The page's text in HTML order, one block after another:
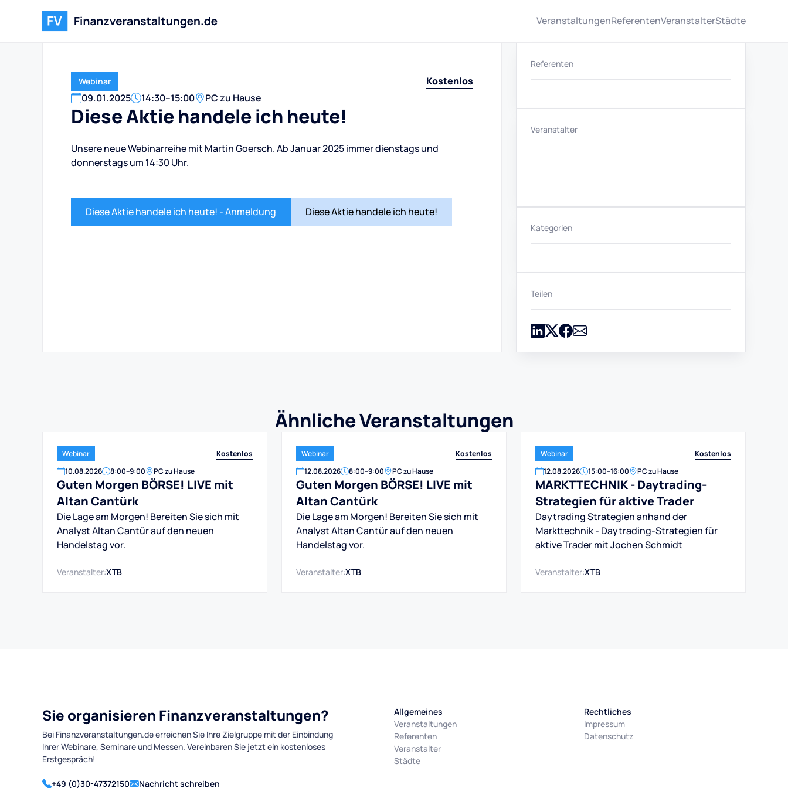
VeranstaltungenReferentenVeranstalterStädte
Webinar
Kostenlos
09.01.2025 14:30–15:00 PC zu Hause
Diese Aktie handele ich heute!
Unsere neue Webinarreihe mit Martin Goersch. Ab Januar 2025 immer dienstags und
donnerstags um 14:30 Uhr.
Diese Aktie handele ich heute! - Anmeldung Diese Aktie handele ich heute!
Referenten
Veranstalter
Kategorien
Teilen
Ähnliche Veranstaltungen
Webinar
Kostenlos
10.08.2026 8:00–9:00 PC zu Hause
Guten Morgen BÖRSE! LIVE mit
Altan Cantürk
Die Lage am Morgen! Bereiten Sie sich mit
Analyst Altan Cantür auf den neuen
Handelstag vor.
Veranstalter:XTB
Webinar
Kostenlos
12.08.2026 8:00–9:00 PC zu Hause
Guten Morgen BÖRSE! LIVE mit
Altan Cantürk
Die Lage am Morgen! Bereiten Sie sich mit
Analyst Altan Cantür auf den neuen
Handelstag vor.
Veranstalter:XTB
Webinar
Kostenlos
12.08.2026 15:00–16:00 PC zu Hause
MARKTTECHNIK - Daytrading-
Strategien für aktive Trader
Daytrading Strategien anhand der
Markttechnik - Daytrading-Strategien für
aktive Trader mit Jochen Schmidt
Veranstalter:XTB
Sie organisieren Finanzveranstaltungen?
Bei Finanzveranstaltungen.de erreichen Sie Ihre Zielgruppe mit der Einbindung
Ihrer Webinare, Seminare und Messen. Vereinbaren Sie jetzt ein kostenloses
Erstgespräch!
+49 (0)30-47372150 Nachricht schreiben
Allgemeines
Veranstaltungen
Referenten
Veranstalter
Städte
Rechtliches
Impressum
Datenschutz